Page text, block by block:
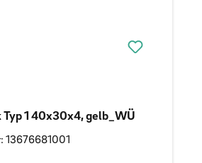
Typ 1 40x30x4, gelb_WÜ
13676681001